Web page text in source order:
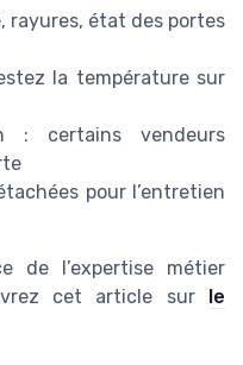
rayures, état des portes
la température sur
: certains vendeurs
pour l’entretien
de l’expertise métier
cet article sur le